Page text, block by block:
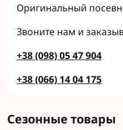
Оригинальный
Звоните нам и
+38 (098) 05 47 904
+38 (066) 14 04 175
Сезонные товары